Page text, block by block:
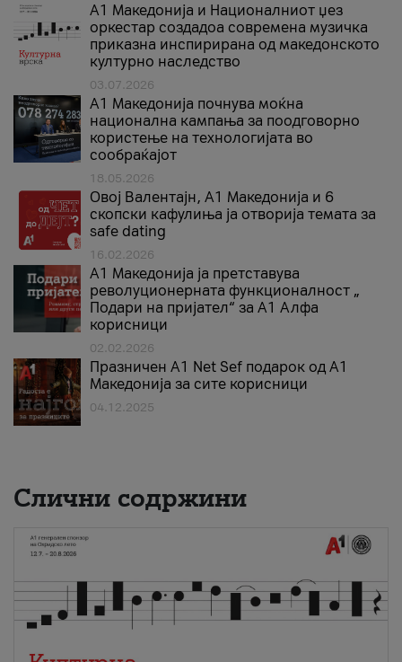
А1 Македонија и Националниот џез
оркестар создадоа современа музичка
приказна инспирирана од македонското
културно наследство
03.07.2026
A1 Македонија почнува моќна
национална кампања за поодговорно
користење на технологијата во
сообраќајот
18.05.2026
Овој Валентајн, A1 Македонија и 6
скопски кафулиња ја отворија темата за
safe dating
16.02.2026
А1 Македонија ја претставува
револуционерната функционалност „
Подари на пријател“ за А1 Алфа
корисници
02.02.2026
Празничен A1 Net Sеf подарок од А1
Македонија за сите корисници
04.12.2025
Слични содржини